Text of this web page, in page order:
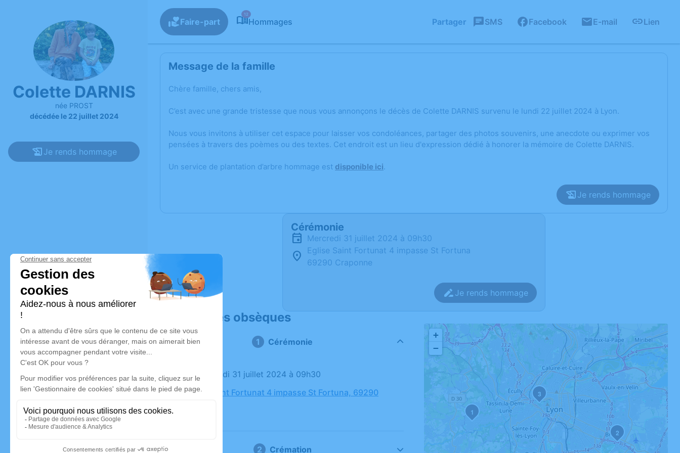
Colette DARNIS
née PROST
décédée le 22 juillet 2024
Je rends hommage
Faire-part
12
Hommages Partager SMS Facebook E-mail Lien
Message de la famille
Chère famille, chers amis,
C’est avec une grande tristesse que nous vous annonçons le décès de Colette DARNIS survenu le lundi 22 juillet 2024 à Lyon.
Nous vous invitons à utiliser cet espace pour laisser vos condoléances, partager des photos souvenirs, une anecdote ou exprimer vos
pensées à travers des poèmes ou des textes. Cet endroit est un lieu d'expression dédié à honorer la mémoire de Colette DARNIS.
Un service de plantation d’arbre hommage est disponible ici.
Je rends hommage
Cérémonie
mercredi 31 juillet 2024 à 09h30
Eglise Saint Fortunat 4 impasse St Fortuna
69290 Craponne
Je rends hommage
Déroulé des obsèques
Cérémonie
Le mercredi 31 juillet 2024 à 09h30
Eglise Saint Fortunat 4 impasse St Fortuna, 69290
Crémation
1
2
3
+
−